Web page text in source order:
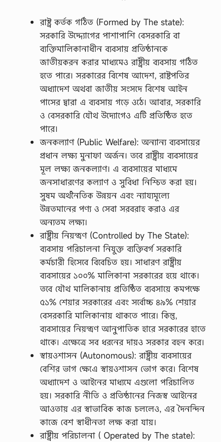
রাষ্ট্র কর্তক গঠিত (Formed by The state):
সরকারি উদ্দ্যোগের পাশাপাশি বেসরকারি বা
ব্যক্তিমালিকানাধীন ব্যবসায় প্রতিষ্ঠানকে
জাতীয়করন করার মাধ্যমেও রাষ্ট্রীয় ব্যবসায় গঠিত
হতে পারে। সরকারের বিশেষ আদেশ, রাষ্টপতির
অধ্যাদেশ অথবা জাতীয় সংসদে বিশেষ আইন
পাসের দ্বারা এ ব্যবসায় গড়ে ওঠে। আবার, সরকারি
ও বেসরকারি যৌথ উদ্যোগেও এটি প্রতিষ্ঠিত হতে
পারে।
জনকল্যাণ (Public Welfare): অন্যান্য ব্যবসায়ের
প্রধান লক্ষ্য মুনাফা অর্জন। তবে রাষ্ট্রীয় ব্যবসায়ের
মূল লক্ষ্য জনকল্যাণ। এ ব্যবসায়ের মাধ্যমে
জনসাধারণের কল্যাণ ও সুবিধা নিশ্চিত করা হয়।
সুষম অর্থনৈতিক উন্নয়ন এবং ন্যায্যমূল্যে
উন্নতমানের পণ্য ও সেবা সরবরাহ করাও এর
অন্যতম লক্ষ্য।
রাষ্ট্রীয় নিয়ন্ত্রণ (Controlled by The State):
ব্যবসায় পরিচালনা নিযুক্ত ব্যক্তিবর্গ সরকারি
কর্মচারী হিসেবে বিবেচিত হয়। সাধারণ রাষ্ট্রীয়
ব্যবসায়ের ১০০% মালিকানা সরকারের হয়ে থাকে।
তবে যৌথ মালিকানায় প্রতিষ্ঠিত ব্যবসায়ে কমপক্ষে
৫১% শেয়ার সরকারের এবং সর্বোচ্চ ৪৯% শেয়ার
বেসরকারি মালিকানায় থাকতে পারে। কিন্তু,
ব্যবসায়ের নিয়ন্ত্রণ আনুপাতিক হারে সরকারের হাতে
থাকে। এক্ষেত্রে সব ধরনের দায়ও সরকার বহন করে।
স্বায়ওশাসন (Autonomous): রাষ্ট্রীয় ব্যবসায়ের
বেশির ভাগ ক্ষেএে স্বায়ওশাসন ভোগ করে। বিশেষ
অধ্যাদেশ ও আইনের মাধ্যমে এগুলো পরিচালিত
হয়। সরকারি নীতি ও প্রতিষ্ঠানের নিজস্ব আইনের
আওতায় এর স্বাভাবিক কাজ চললেও, এর দৈনন্দিন
কাজে বেশ স্বাধীনতা লক্ষ করা যায়।
রাষ্ট্রীয় পরিচালনা ( Operated by The state):